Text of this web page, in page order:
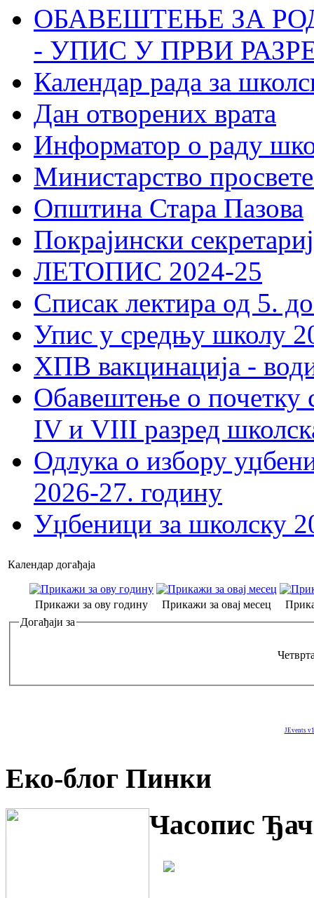
ОБАВЕШТЕЊЕ ЗА
- УПИС У ПРВИ
Календар рада за
Дан отворених врата
Информатор о раду
Министарство
Општина Стара Пазова
Покрајински
ЛЕТОПИС 2024-25
Списак лектира од 5.
Упис у средњу школу
ХПВ вакцинација -
Обавештење о почетку
IV и VIII разред
Одлука о избору
2026-27. годину
Уџбеници за школску
Календар догађаја
Прикажи за ову годину Прикажи за овај месец
Догађаји за
JEvents
Еко-блог Пинки
Часопис